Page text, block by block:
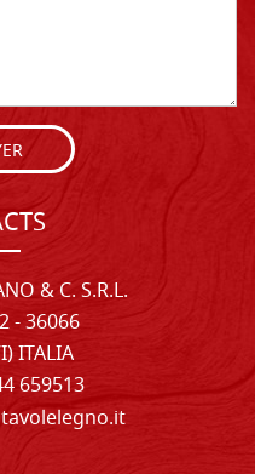
& C. S.R.L.
- 36066
ITALIA
659513